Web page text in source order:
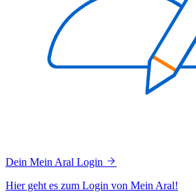
Dein Mein Aral Login
Hier geht es zum Login von Mein Aral!